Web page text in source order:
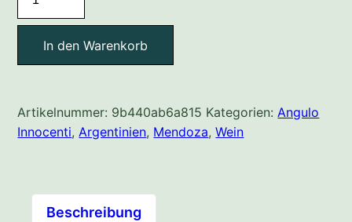
Cabernet
Sauvignon
MengeIn den Warenkorb
Artikelnummer: 9b440ab6a815 Kategorien:Angulo
Innocenti,Argentinien, Mendoza,Wein
Beschreibung